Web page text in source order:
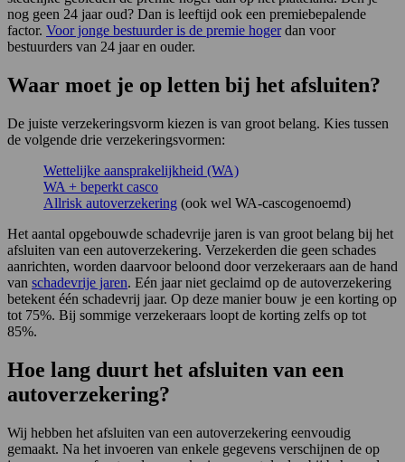
nog geen 24 jaar oud? Dan is leeftijd ook een premiebepalende
factor. Voor jonge bestuurder is de premie hogerdan voor
bestuurders van 24 jaar en ouder.
Waar moet je op letten bij het afsluiten?
De juiste verzekeringsvorm kiezen is van groot belang. Kies tussen
de volgende drie verzekeringsvormen:
Wettelijke aansprakelijkheid (WA)
WA + beperkt casco
Allrisk autoverzekering (ook wel WA-cascogenoemd)
Het aantal opgebouwde schadevrije jaren is van groot belang bij het
afsluiten van een autoverzekering. Verzekerden die geen schades
aanrichten, worden daarvoor beloond door verzekeraars aan de hand
van schadevrije jaren. Eén jaar niet geclaimd op de autoverzekering
betekent één schadevrij jaar. Op deze manier bouw je een korting op
tot 75%. Bij sommige verzekeraars loopt de korting zelfs op tot
85%.
Hoe lang duurt het afsluiten van een
autoverzekering?
Wij hebben het afsluiten van een autoverzekering eenvoudig
gemaakt. Na het invoeren van enkele gegevens verschijnen de op